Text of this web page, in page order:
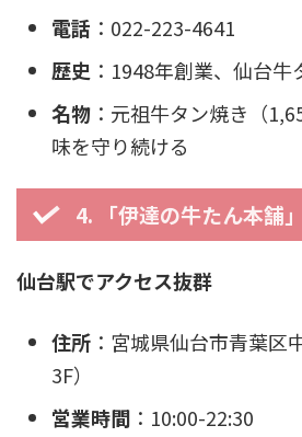
電話 ：022-223-4641
歴史 ：1948年創業、仙台
名物 ：元祖牛タン焼き（
味を守り続ける
4. 「伊達の牛たん本舗
仙台駅でアクセス抜群
住所 ：宮城県仙台市青葉区
3F）
営業時間 ：10:00-22:30